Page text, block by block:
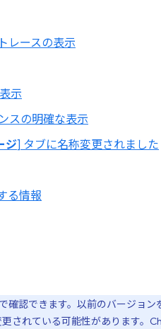
レースの表示
示
スの明確な表示
ジ] タブに名称変更されました
る情報
で確認できます。以前のバージョ
されている可能性があります。